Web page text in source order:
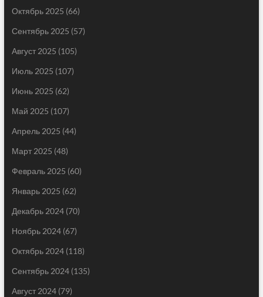
Октябрь 2025 (66)
Сентябрь 2025 (57)
Август 2025 (105)
Июль 2025 (107)
Июнь 2025 (62)
Май 2025 (107)
Апрель 2025 (44)
Март 2025 (48)
Февраль 2025 (60)
Январь 2025 (62)
Декабрь 2024(70)
Ноябрь 2024(67)
Октябрь 2024(118)
Сентябрь 2024(135)
Август 2024(79)